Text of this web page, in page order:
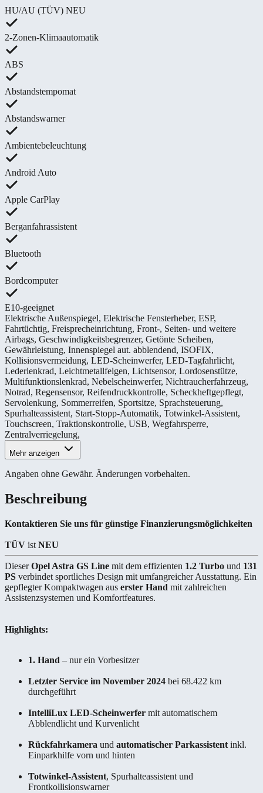
HU/AU (TÜV) NEU
2-Zonen-Klimaautomatik
ABS
Abstandstempomat
Abstandswarner
Ambientebeleuchtung
Android Auto
Apple CarPlay
Berganfahrassistent
Bluetooth
Bordcomputer
E10-geeignet
Elektrische Außenspiegel, Elektrische Fensterheber, ESP,
Fahrtüchtig, Freisprecheinrichtung, Front-, Seiten- und weitere
Airbags, Geschwindigkeitsbegrenzer, Getönte Scheiben,
Gewährleistung, Innenspiegel aut. abblendend, ISOFIX,
Kollisionsvermeidung, LED-Scheinwerfer, LED-Tagfahrlicht,
Lederlenkrad, Leichtmetallfelgen, Lichtsensor, Lordosenstütze,
Multifunktionslenkrad, Nebelscheinwerfer, Nichtraucherfahrzeug,
Notrad, Regensensor, Reifendruckkontrolle, Scheckheftgepflegt,
Servolenkung, Sommerreifen, Sportsitze, Sprachsteuerung,
Spurhalteassistent, Start-Stopp-Automatik, Totwinkel-Assistent,
Touchscreen, Traktionskontrolle, USB, Wegfahrsperre,
Zentralverriegelung,
Mehr anzeigen
Angaben ohne Gewähr. Änderungen vorbehalten.
Beschreibung
Kontaktieren Sie uns für günstige Finanzierungsmöglichkeiten
TÜV ist NEU
DieserOpel Astra GS Line mit dem effizienten 1.2 Turbo und 131
PS verbindet sportliches Design mit umfangreicher Ausstattung. Ein
gepflegter Kompaktwagen aus erster Hand mit zahlreichen
Assistenzsystemen und Komfortfeatures.
Highlights:
1. Hand – nur ein Vorbesitzer
Letzter Service im November 2024 bei 68.422 km
durchgeführt
IntelliLux LED-Scheinwerfer mit automatischem
Abblendlicht und Kurvenlicht
Rückfahrkamera und automatischer Parkassistent inkl.
Einparkhilfe vorn und hinten
Totwinkel-Assistent, Spurhalteassistent und
Frontkollisionswarner